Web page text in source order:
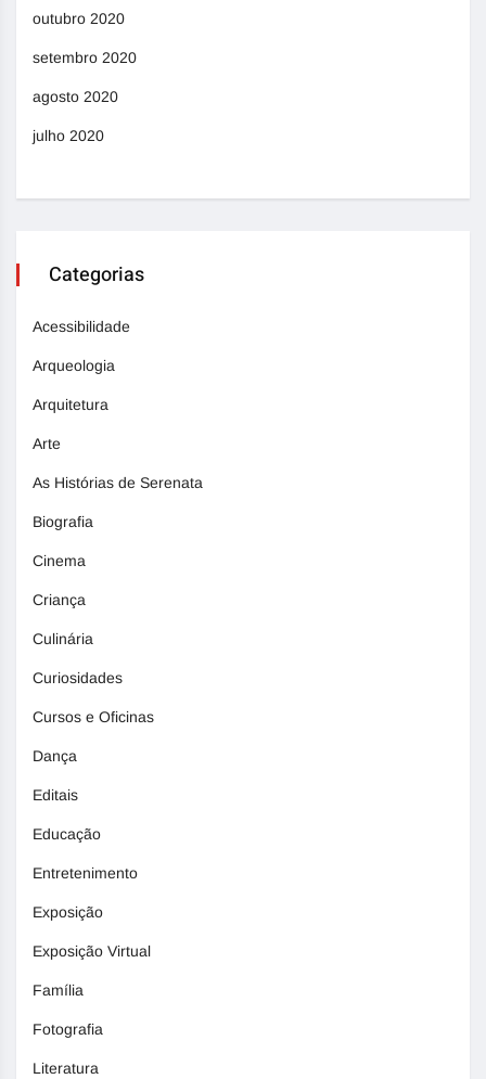
outubro 2020
setembro 2020
agosto 2020
julho 2020
Categorias
Acessibilidade
Arqueologia
Arquitetura
Arte
As Histórias de Serenata
Biografia
Cinema
Criança
Culinária
Curiosidades
Cursos e Oficinas
Dança
Editais
Educação
Entretenimento
Exposição
Exposição Virtual
Família
Fotografia
Literatura